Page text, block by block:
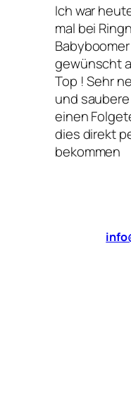
Ich war
mal bei
gewünscht
Top ! Sehr
und
einen
dies direkt
bekommen